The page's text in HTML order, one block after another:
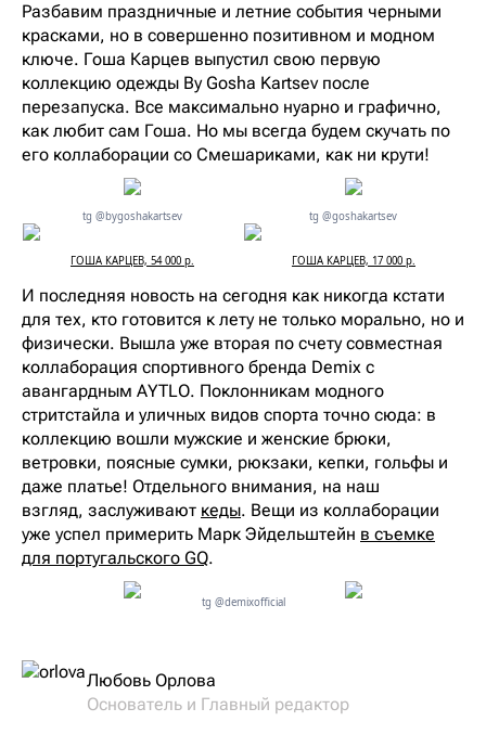
Разбавим праздничные и летние события черными
красками, но в совершенно позитивном и модном
ключе. Гоша Карцев выпустил свою первую
коллекцию одежды By Gosha Kartsev после
перезапуска. Все максимально нуарно и графично,
как любит сам Гоша. Но мы всегда будем скучать по
его коллаборации со Смешариками, как ни крути!
tg @bygoshakartsev tg @goshakartsev
ГОША КАРЦЕВ, 54 000 р. ГОША КАРЦЕВ, 17 000 р.
И последняя новость на сегодня как никогда кстати
для тех, кто готовится к лету не только морально, но и
физически. Вышла уже вторая по счету совместная
коллаборация спортивного бренда Demix с
авангардным AYTLO. Поклонникам модного
стритстайла и уличных видов спорта точно сюда: в
коллекцию вошли мужские и женские брюки,
ветровки, поясные сумки, рюкзаки, кепки, гольфы и
даже платье! Отдельного внимания, на наш
взгляд, заслуживают кеды. Вещи из коллаборации
уже успел примерить Марк Эйдельштейн в съемке
для португальского GQ.
tg @demixofficial
Любовь Орлова
Основатель и Главный редактор